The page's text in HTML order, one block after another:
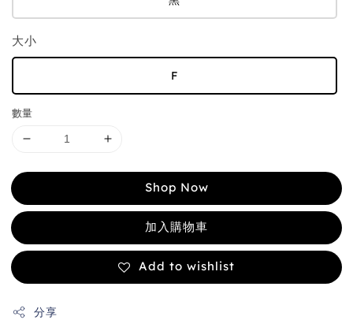
大小
F
數量
Shop Now
加入購物車
Add to wishlist
分享